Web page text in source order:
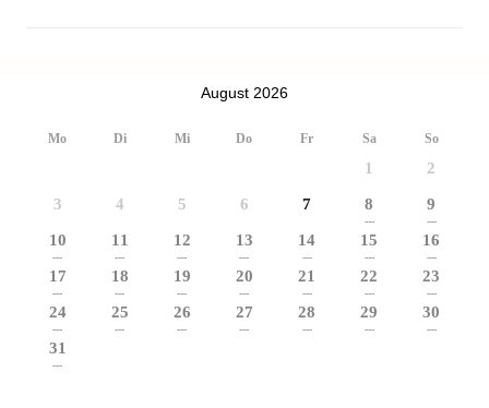
August 2026
Mo Di Mi Do Fr Sa So
1 2
3 4 5 6 7 8
---
9
---
10
---
11
---
12
---
13
---
14
---
15
---
16
---
17
---
18
---
19
---
20
---
21
---
22
---
23
---
24
---
25
---
26
---
27
---
28
---
29
---
30
---
31
---